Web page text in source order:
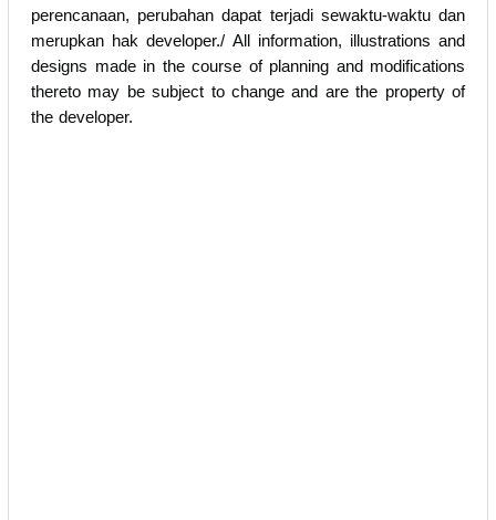
perencanaan, perubahan dapat terjadi sewaktu-waktu dan
merupkan hak developer./ All information, illustrations and
designs made in the course of planning and modifications
thereto may be subject to change and are the property of
the developer.